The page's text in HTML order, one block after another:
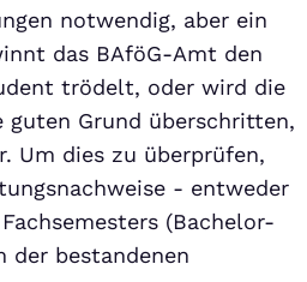
notwendig, aber ein
das BAföG-Amt den
trödelt, oder wird die
guten Grund überschritten,
Um dies zu überprüfen,
- entweder
(Bachelor-
der bestandenen